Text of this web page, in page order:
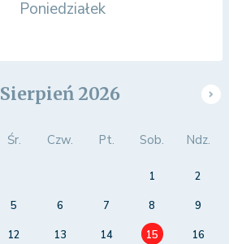
Poniedziałek
Sierpień 2026
Śr. Czw. Pt. Sob. Ndz.
1
2
5 6 7 8
9
12 13 14 15
16